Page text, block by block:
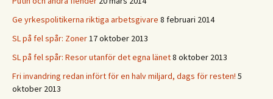
Ge yrkespolitikerna riktiga arbetsgivare 8 februari 2014
SL på fel spår: Zoner17 oktober 2013
SL på fel spår: Resor utanför det egna länet8 oktober 2013
Fri invandring redan infört för en halv miljard, dags för resten! 5
oktober 2013